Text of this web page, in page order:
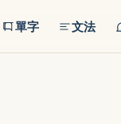
單字 文法